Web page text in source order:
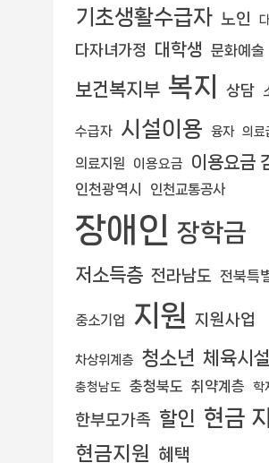
기초생활수급자 노인
다자녀가정 대학생 문화예술
보건복지부 복지 상담
수급자 시설이용 융자 의료
의료지원 이용요금 이용요금
인천광역시 인천교통공사
장애인 장학금
저소득층 전라남도 전북특
중소기업 지원 지원사업
차상위계층 청소년 체육시설
충청남도 충청북도 취약계층 학
한부모가족 할인 현금
현금지원 혜택